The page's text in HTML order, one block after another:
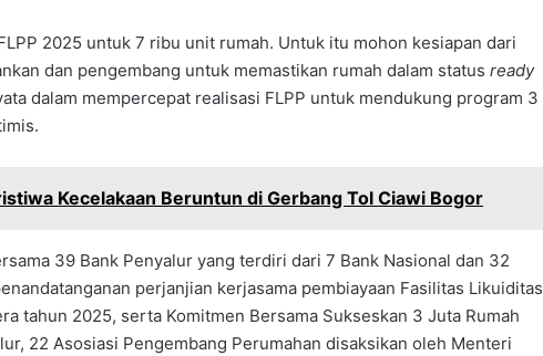
2025 untuk 7 ribu unit rumah. Untuk itu mohon kesiapan dari
dan pengembang untuk memastikan rumah dalam status ready
dalam mempercepat realisasi FLPP untuk mendukung program 3
Kecelakaan Beruntun di Gerbang Tol Ciawi Bogor
39 Bank Penyalur yang terdiri dari 7 Bank Nasional dan 32
perjanjian kerjasama pembiayaan Fasilitas Likuiditas
tahun 2025, serta Komitmen Bersama Sukseskan 3 Juta Rumah
22 Asosiasi Pengembang Perumahan disaksikan oleh Menteri